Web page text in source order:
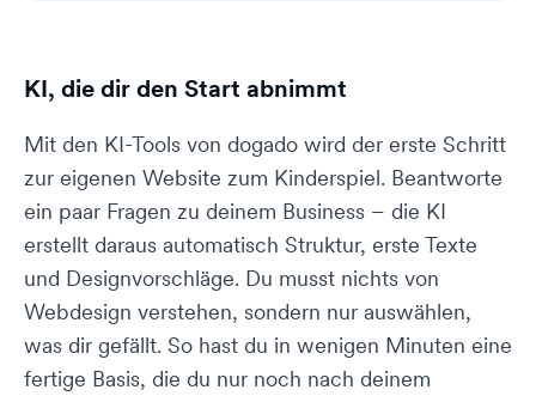
KI, die dir den Start abnimmt
Mit den KI-Tools von dogado wird der erste Schritt
zur eigenen Website zum Kinderspiel. Beantworte
ein paar Fragen zu deinem Business – die KI
erstellt daraus automatisch Struktur, erste Texte
und Designvorschläge. Du musst nichts von
Webdesign verstehen, sondern nur auswählen,
was dir gefällt. So hast du in wenigen Minuten eine
fertige Basis, die du nur noch nach deinem